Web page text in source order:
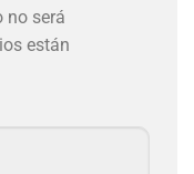
no será
están